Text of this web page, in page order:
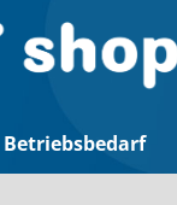
Betriebsbedarf